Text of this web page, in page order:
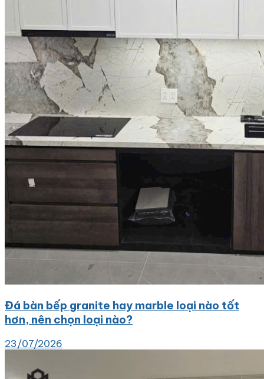
Đá bàn bếp granite hay marble loại nào tốt
hơn, nên chọn loại nào?
23/07/2026